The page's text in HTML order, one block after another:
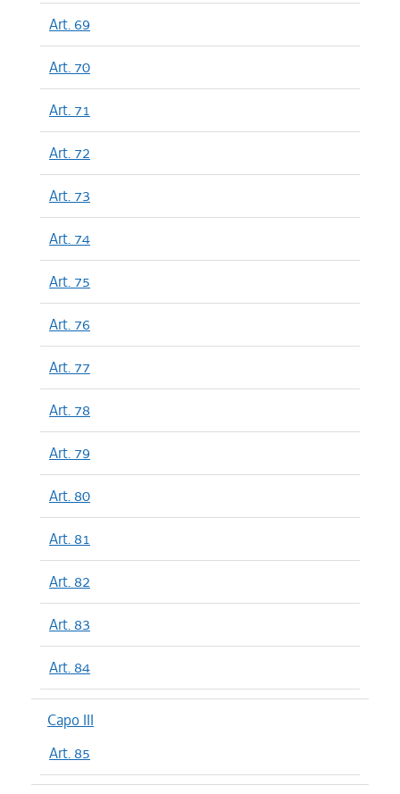
Art. 69
Art. 70
Art. 71
Art. 72
Art. 73
Art. 74
Art. 75
Art. 76
Art. 77
Art. 78
Art. 79
Art. 80
Art. 81
Art. 82
Art. 83
Art. 84
Capo III
Art. 85